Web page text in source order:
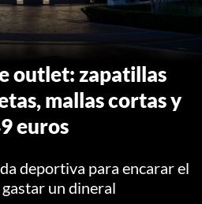
outlet: zapatillas
mallas cortas y
euros
deportiva para encarar el
un dineral